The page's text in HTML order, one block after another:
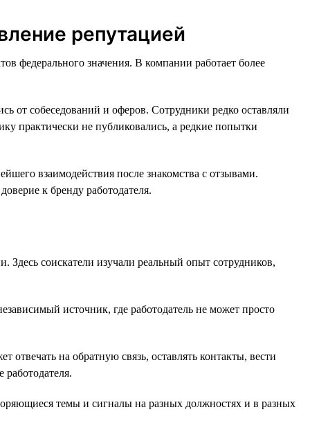
репутацией
федерального значения. В компании работает более
от собеседований и оферов. Сотрудники редко оставляли
практически не публиковались, а редкие попытки
взаимодействия после знакомства с отзывами.
к бренду работодателя.
Здесь соискатели изучали реальный опыт сотрудников,
источник, где работодатель не может просто
на обратную связь, оставлять контакты, вести
темы и сигналы на разных должностях и в разных